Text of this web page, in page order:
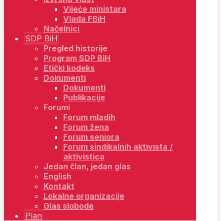
Vijeće ministara
Vlada FBiH
Načelnici
SDP BiH
Pregled historije
Program SDP BiH
Etički kodeks
Dokumenti
Dokumenti
Publikacije
Forumi
Forum mladih
Forum žena
Forum seniora
Forum sindikalnih aktivista /
aktivistica
Jedan član, jedan glas
English
Kontakt
Lokalne organizacije
Glas slobode
Plan